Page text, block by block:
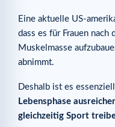
Eine aktuelle US-
dass es für Frauen
Muskelmasse
abnimmt.
Deshalb ist es
Lebensphase
gleichzeitig Sport